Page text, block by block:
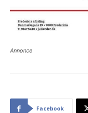
Annonce
Facebook